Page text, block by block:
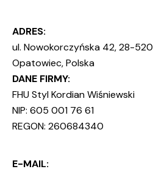
ADRES:
ul. Nowokorczyńska 42, 28-520
Opatowiec, Polska
DANE FIRMY:
FHU Styl Kordian Wiśniewski
NIP: 605 001 76 61
REGON: 260684340
E-MAIL: